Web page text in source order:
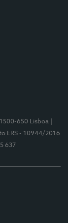
650 Lisboa
ERS - 10944/2016
637